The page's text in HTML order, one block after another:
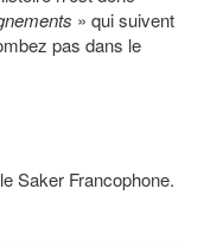
» qui suivent
pas dans le
Saker Francophone.